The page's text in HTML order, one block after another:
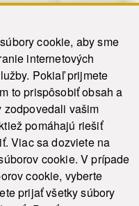
cookie, aby sme
internetových
Pokiaľ prijmete
to prispôsobiť obsah a
zodpovedali vašim
pomáhajú riešiť
Viac sa dozviete na
cookie. V prípade
cookie, vyberte
prijať všetky súbory
| Ochrana osobných údajov
|
Admin
Privacy Policy and Terms of